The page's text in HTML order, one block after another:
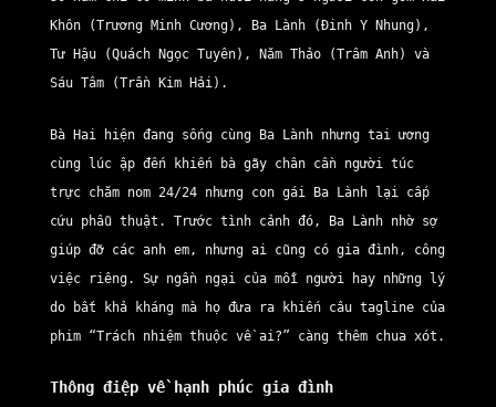
Khôn (Trương Minh Cương), Ba Lành (Đinh Y Nhung),
Tư Hậu (Quách Ngọc Tuyên), Năm Thảo (Trâm Anh) và
Sáu Tâm (Trần Kim Hải).
Bà Hai hiện đang sống cùng Ba Lành nhưng tai ương
cùng lúc ập đến khiến bà gãy chân cần người túc
trực chăm nom 24/24 nhưng con gái Ba Lành lại cấp
cứu phẫu thuật. Trước tình cảnh đó, Ba Lành nhờ sợ
giúp đỡ các anh em, nhưng ai cũng có gia đình, công
việc riêng. Sự ngần ngại của mỗi người hay những lý
do bất khả kháng mà họ đưa ra khiến câu tagline của
phim “Trách nhiệm thuộc về ai?” càng thêm chua xót.
Thông điệp về hạnh phúc gia đình